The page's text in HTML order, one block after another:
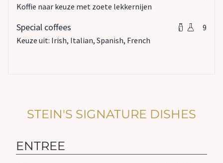
Koffie naar keuze met zoete lekkernijen
Special coffees
9
Keuze uit: Irish, Italian, Spanish, French
STEIN'S SIGNATURE DISHES
ENTREE